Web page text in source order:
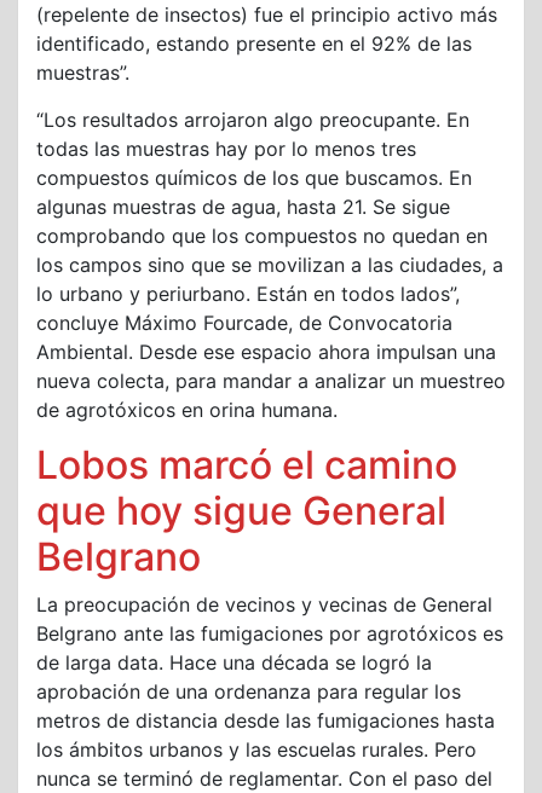
(repelente de insectos) fue el principio activo más
identificado, estando presente en el 92% de las
muestras”.
“Los resultados arrojaron algo preocupante. En
todas las muestras hay por lo menos tres
compuestos químicos de los que buscamos. En
algunas muestras de agua, hasta 21. Se sigue
comprobando que los compuestos no quedan en
los campos sino que se movilizan a las ciudades, a
lo urbano y periurbano. Están en todos lados”,
concluye Máximo Fourcade, de Convocatoria
Ambiental. Desde ese espacio ahora impulsan una
nueva colecta, para mandar a analizar un muestreo
de agrotóxicos en orina humana.
Lobos marcó el camino
que hoy sigue General
Belgrano
La preocupación de vecinos y vecinas de General
Belgrano ante las fumigaciones por agrotóxicos es
de larga data. Hace una década se logró la
aprobación de una ordenanza para regular los
metros de distancia desde las fumigaciones hasta
los ámbitos urbanos y las escuelas rurales. Pero
nunca se terminó de reglamentar. Con el paso del